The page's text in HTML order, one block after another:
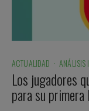
ACTUALIDAD ·ANÁLISIS
Los jugadores
para su